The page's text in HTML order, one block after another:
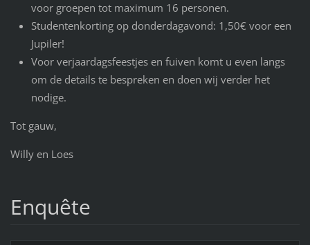
voor groepen tot maximum 16 personen.
Studentenkorting op donderdagavond: 1,50€ voor een
Jupiler!
Voor verjaardagsfeestjes en fuiven komt u even langs
om de details te bespreken en doen wij verder het
nodige.
Tot gauw,
Willy en Loes
Enquête